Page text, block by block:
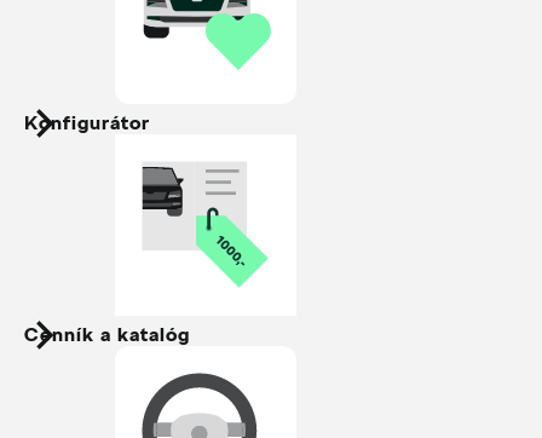
Konfigurátor
Cenník a katalóg